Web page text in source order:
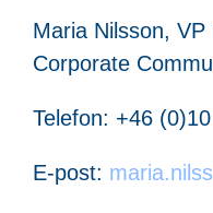
Maria Nilsson,
Corporate
Telefon: +46
E-post: